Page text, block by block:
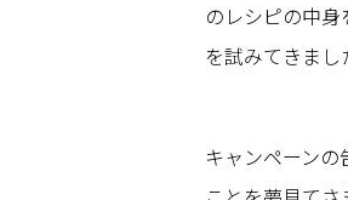
のレシピの中
を試みてきまし
キャンペーン